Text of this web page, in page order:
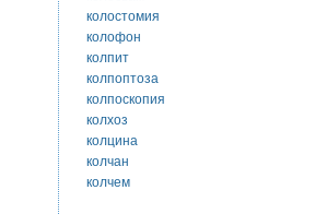
колостомия
колофон
колпит
колпоптоза
колпоскопия
колхоз
колцина
колчан
колчем